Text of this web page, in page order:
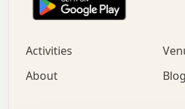
.   .   :   o   .   .   .
.   o   .   .   .   .   x
+   .   o   .   .   .   .
.   +   .   .   .   .   .
Activities
About
Blog